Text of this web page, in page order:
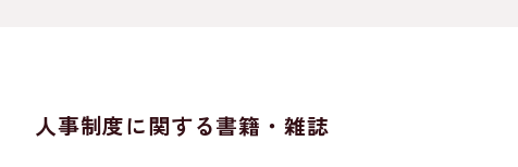
人事制度に関する書籍・雑誌